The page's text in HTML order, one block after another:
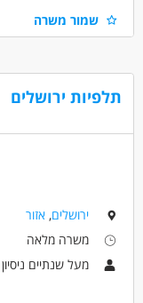
חריצות, רצינות,
פה.
דרושים בתחום
חוק ומשפט - עורך/ת
עבודה מיידית
עבודה לפי שעות
שמור משרה
תלפיות ירושלים
ירושלים,אזור
משרה מלאה
מעל שנתיים ניסיון